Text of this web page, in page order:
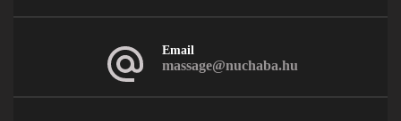
Email
massage@nuchaba.hu